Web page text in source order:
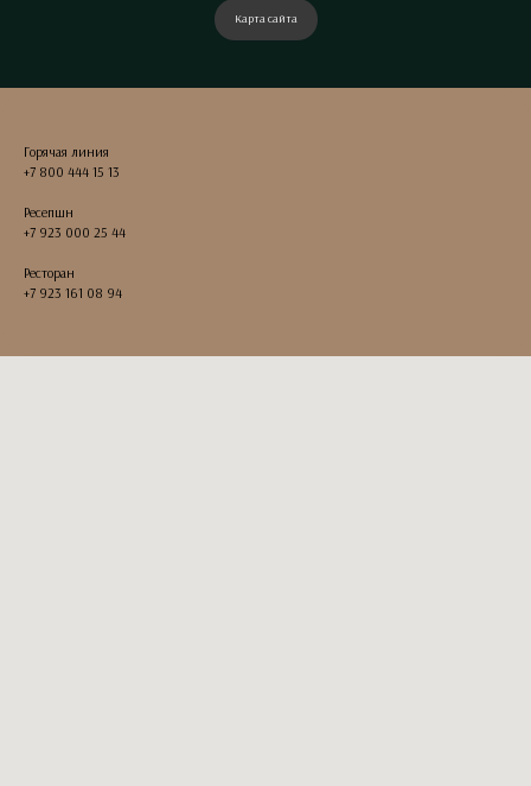
Карта сайта
Горячая линия
+7 800 444 15 13
Ресепшн
+7 923 000 25 44
Ресторан
+7 923 161 08 94